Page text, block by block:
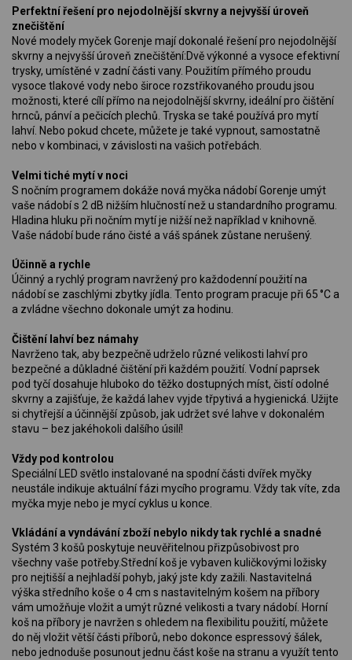
Perfektní řešení pro nejodolnější skvrny a nejvyšší úroveň
znečištění
Nové modely myček Gorenje mají dokonalé řešení pro nejodolnější
skvrny a nejvyšší úroveň znečištění:Dvě výkonné a vysoce efektivní
trysky, umístěné v zadní části vany. Použitím přímého proudu
vysoce tlakové vody nebo široce rozstřikovaného proudu jsou
možnosti, které cílí přímo na nejodolnější skvrny, ideální pro čištění
hrnců, pánví a pečicích plechů. Tryska se také používá pro mytí
lahví. Nebo pokud chcete, můžete je také vypnout, samostatně
nebo v kombinaci, v závislosti na vašich potřebách.
Velmi tiché mytí v noci
S nočním programem dokáže nová myčka nádobí Gorenje umýt
vaše nádobí s 2 dB nižším hlučností než u standardního programu.
Hladina hluku při nočním mytí je nižší než například v knihovně.
Vaše nádobí bude ráno čisté a váš spánek zůstane nerušený.
Účinně a rychle
Účinný a rychlý program navržený pro každodenní použití na
nádobí se zaschlými zbytky jídla. Tento program pracuje při 65 °C a
a zvládne všechno dokonale umýt za hodinu.
Čištění lahví bez námahy
Navrženo tak, aby bezpečně udrželo různé velikosti lahví pro
bezpečné a důkladné čištění při každém použití. Vodní paprsek
pod tyčí dosahuje hluboko do těžko dostupných míst, čistí odolné
skvrny a zajišťuje, že každá lahev vyjde třpytivá a hygienická. Užijte
si chytřejší a účinnější způsob, jak udržet své lahve v dokonalém
stavu – bez jakéhokoli dalšího úsilí!
Vždy pod kontrolou
Speciální LED světlo instalované na spodní části dvířek myčky
neustále indikuje aktuální fázi mycího programu. Vždy tak víte, zda
myčka myje nebo je mycí cyklus u konce.
Vkládání a vyndávání zboží nebylo nikdy tak rychlé a snadné
Systém 3 košů poskytuje neuvěřitelnou přizpůsobivost pro
všechny vaše potřeby.Střední koš je vybaven kuličkovými ložisky
pro nejtišší a nejhladší pohyb, jaký jste kdy zažili. Nastavitelná
výška středního koše o 4 cm s nastavitelným košem na příbory
vám umožňuje vložit a umýt různé velikosti a tvary nádobí. Horní
koš na příbory je navržen s ohledem na flexibilitu použití, můžete
do něj vložit větší části příborů, nebo dokonce espressový šálek,
nebo jednoduše posunout jednu část koše na stranu a využít tento